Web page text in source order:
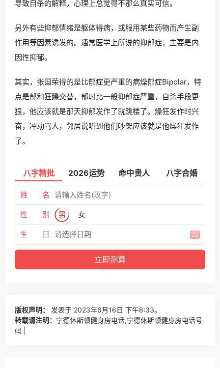
导致自杀的解释，心理上总觉得不那么真实可信。
另外有些抑郁情绪是躯体得病，或服用某些药物而产生副
作用等因素诱发的。通常医学上所说的抑郁症，主要是内
因性抑郁。
其实，张国荣得的是比郁症更严重的病燥郁症Bipolar，特
点是郁和狂躁交替，郁时比一般抑郁症严重，自杀手段更
狠，他应该就是那天抑郁发作了就跳楼了。燥狂发作时兴
奋，冲动骂人，邻居说听到他们吵架应该就是他燥狂发作
了。
八字精批 2026运势 命中贵人 八字合婚
姓 名
性 别 男 女
生 日
版权声明：
发表于 2023年6月16日 下午8:33。
转载请注明： 宁德休斯顿健身房电话,宁德休斯顿健身房电话号
码 |